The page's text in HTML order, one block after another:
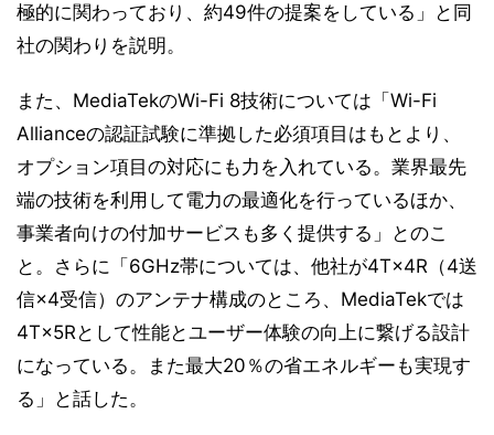
極的に関わっており、約49件の提案をしている」と同
社の関わりを説明。
また、MediaTekのWi-Fi 8技術については「Wi-Fi
Allianceの認証試験に準拠した必須項目はもとより、
オプション項目の対応にも力を入れている。業界最先
端の技術を利用して電力の最適化を行っているほか、
事業者向けの付加サービスも多く提供する」とのこ
と。さらに「6GHz帯については、他社が4T×4R（4送
信×4受信）のアンテナ構成のところ、MediaTekでは
4T×5Rとして性能とユーザー体験の向上に繋げる設計
になっている。また最大20％の省エネルギーも実現す
る」と話した。